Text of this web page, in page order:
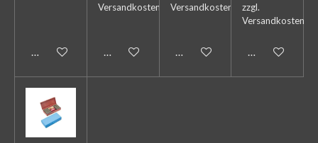
In den Warenkorb
Versandkosten
In den Warenkorb
Versandkosten
In den Warenkorb
zzgl.
Versandkosten
In den